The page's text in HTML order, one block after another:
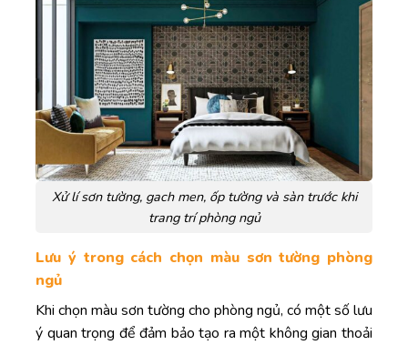
Xử lí sơn tường, gach men, ốp tường và sàn trước khi
trang trí phòng ngủ
Lưu ý trong cách chọn màu sơn tường phòng
ngủ
Khi chọn màu sơn tường cho phòng ngủ, có một số lưu
ý quan trọng để đảm bảo tạo ra một không gian thoải